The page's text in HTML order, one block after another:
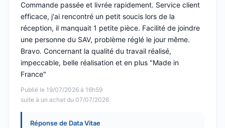
Publié le 19/07/2026 à 16h59
suite à un achat du 07/07/2026
Commande passée et livrée rapidement. Service client
efficace, j'ai rencontré un petit soucis lors de la
réception, il manquait 1 petite pièce. Facilité de joindre
une personne du SAV, problème réglé le jour même.
Bravo. Concernant la qualité du travail réalisé,
impeccable, belle réalisation et en plus "Made in
France"
Réponse de Data Vitae